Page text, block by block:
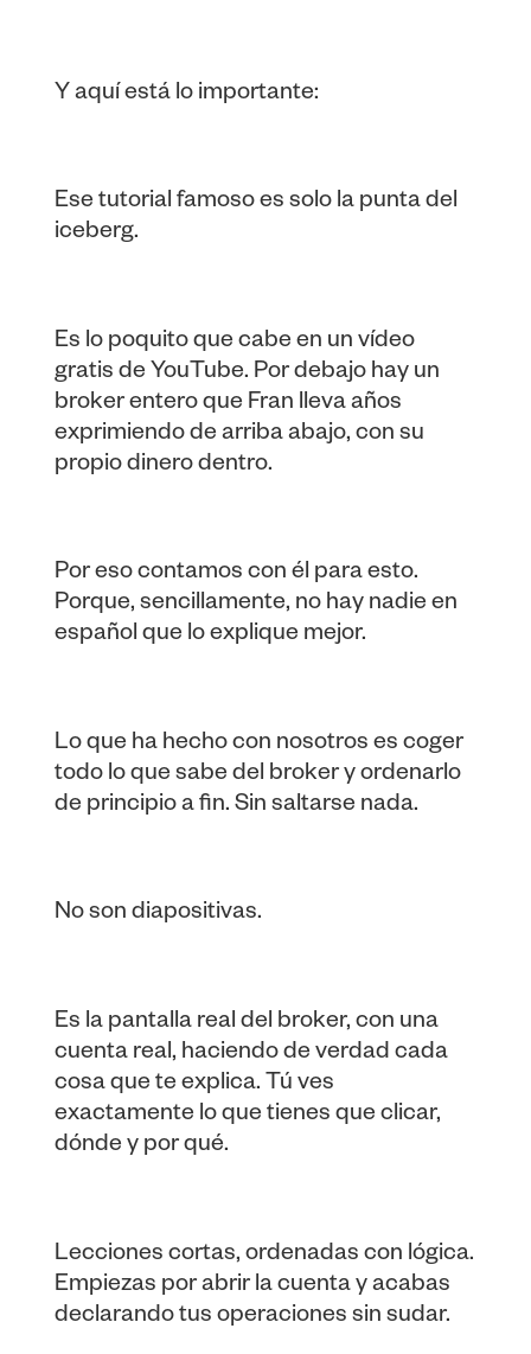
Y aquí está lo importante:
Ese tutorial famoso es solo la punta del
iceberg.
Es lo poquito que cabe en un vídeo
gratis de YouTube. Por debajo hay un
broker entero que Fran lleva años
exprimiendo de arriba abajo, con su
propio dinero dentro.
Por eso contamos con él para esto.
Porque, sencillamente, no hay nadie en
español que lo explique mejor.
Lo que ha hecho con nosotros es coger
todo lo que sabe del broker y ordenarlo
de principio a fin. Sin saltarse nada.
No son diapositivas.
Es la pantalla real del broker, con una
cuenta real, haciendo de verdad cada
cosa que te explica. Tú ves
exactamente lo que tienes que clicar,
dónde y por qué.
Lecciones cortas, ordenadas con lógica.
Empiezas por abrir la cuenta y acabas
declarando tus operaciones sin sudar.